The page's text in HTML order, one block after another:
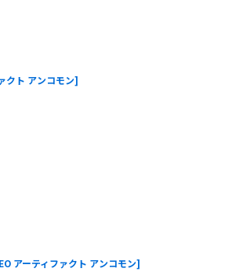
クト アンコモン]
アーティファクト アンコモン]